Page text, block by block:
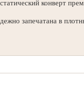
конверт
запечатана в